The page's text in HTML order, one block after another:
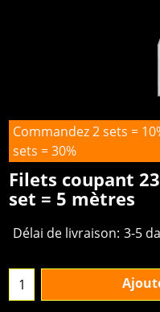
Commandez 2 sets =
sets = 30%
Filets coupant
set = 5 mètres
Délai de livraison: 3-5